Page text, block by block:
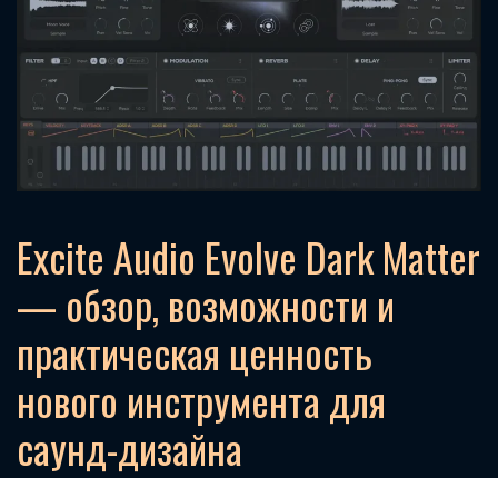
Excite Audio Evolve Dark Matter
— обзор, возможности и
практическая ценность
нового инструмента для
саунд-дизайна